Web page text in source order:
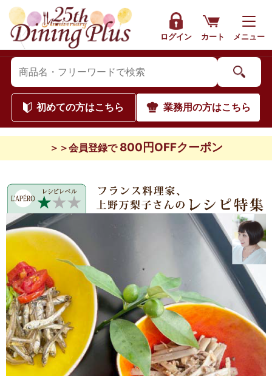
ログイン カート メニュー
初めての方はこちら 業務用の方はこちら
＞＞会員登録で 800円OFFクーポン